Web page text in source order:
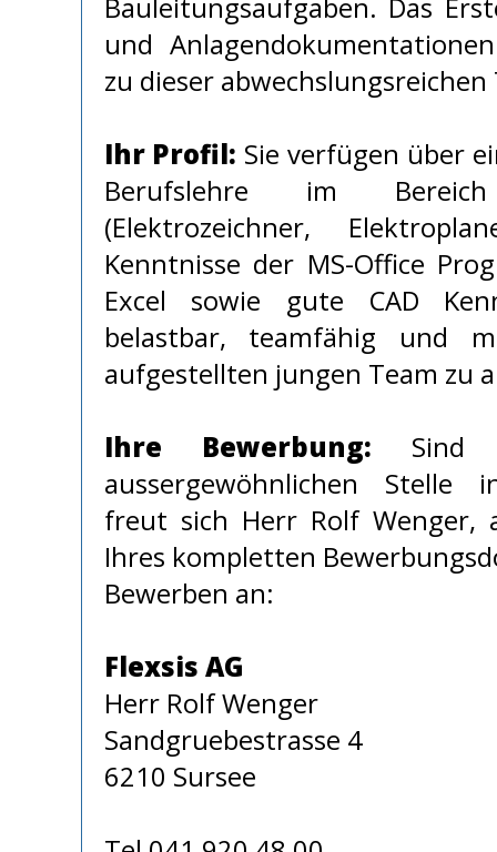
und
zu dieser
Ihr Profil: Sie verfügen über
Berufslehre im Bereich
(Elektrozeichner,
Kenntnisse der MS-Office
Excel sowie gute CAD
belastbar, teamfähig und
aufgestellten jungen Team zu
Ihre Bewerbung: Sind
aussergewöhnlichen Stelle
freut sich Herr Rolf Wenger,
Ihres kompletten
Bewerben an:
Flexsis AG
Herr Rolf Wenger
Sandgruebestrasse 4
6210 Sursee